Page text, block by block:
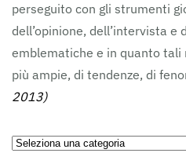
perseguito con gli strumenti
dell’opinione, dell’intervista e
emblematiche e in quanto
più ampie, di tendenze, di
2013)
Ricerca